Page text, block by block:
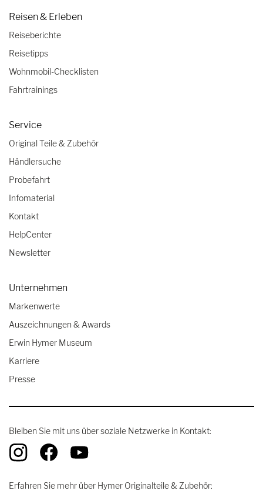
Reisen & Erleben
Reiseberichte
Reisetipps
Wohnmobil-Checklisten
Fahrtrainings
Service
Original Teile & Zubehör
Händlersuche
Probefahrt
Infomaterial
Kontakt
HelpCenter
Newsletter
Unternehmen
Markenwerte
Auszeichnungen & Awards
Erwin Hymer Museum
Karriere
Presse
Bleiben Sie mit uns über soziale Netzwerke in Kontakt:
Erfahren Sie mehr über Hymer Originalteile & Zubehör: